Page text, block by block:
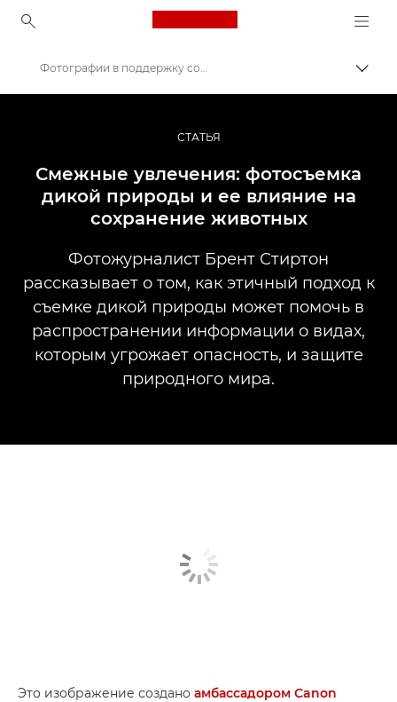
Canon Logo, back to
Профессиональная фото- и видеосъемка
Истории
Фотографии в поддержку сохранения видов
СТАТЬЯ
Смежные увлечения: фотосъемка
дикой природы и ее влияние на
сохранение животных
Фотожурналист Брент Стиртон
рассказывает о том, как этичный подход к
съемке дикой природы может помочь в
распространении информации о видах,
которым угрожает опасность, и защите
природного мира.
Это изображение создано амбассадором Canon